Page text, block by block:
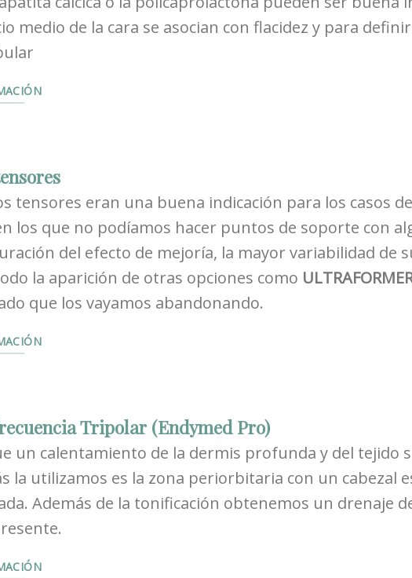
medio de la cara se asocian con flacidez y para
tensores eran una buena indicación para los casos
los que no podíamos hacer puntos de soporte con
del efecto de mejoría, la mayor variabilidad de
la aparición de otras opciones como
que los vayamos abandonando.
Tripolar (Endymed Pro)
un calentamiento de la dermis profunda y del tejido
la utilizamos es la zona periorbitaria con un cabezal
Además de la tonificación obtenemos un drenaje